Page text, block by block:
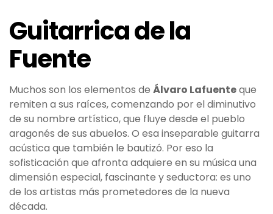
Guitarrica de la
Fuente
Muchos son los elementos de Álvaro Lafuenteque
remiten a sus raíces, comenzando por el diminutivo
de su nombre artístico, que fluye desde el pueblo
aragonés de sus abuelos. O esa inseparable guitarra
acústica que también le bautizó. Por eso la
sofisticación que afronta adquiere en su música una
dimensión especial, fascinante y seductora: es uno
de los artistas más prometedores de la nueva
década.